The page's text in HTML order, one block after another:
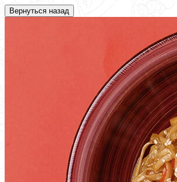
Вернуться назад